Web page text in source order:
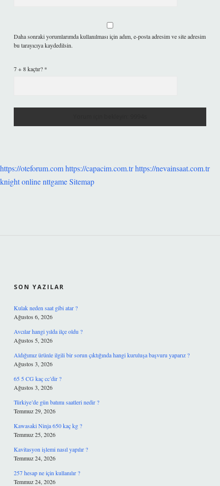
Daha sonraki yorumlarımda kullanılması için adım, e-posta adresim ve site adresim
bu tarayıcıya kaydedilsin.
7 + 8 kaçtır? *
https://oteforum.comhttps://capacim.com.trhttps://nevainsaat.com.tr
knight onlinenttgameSitemap
SON YAZILAR
Kulak neden saat gibi atar ?
Ağustos 6, 2026
Avcılar hangi yılda ilçe oldu ?
Ağustos 5, 2026
Aldığımız ürünle ilgili bir sorun çıktığında hangi kuruluşa başvuru yaparız ?
Ağustos 3, 2026
65 5 CG kaç cc’dir ?
Ağustos 3, 2026
Türkiye’de gün batımı saatleri nedir ?
Temmuz 29, 2026
Kawasaki Ninja 650 kaç kg ?
Temmuz 25, 2026
Kavitasyon işlemi nasıl yapılır ?
Temmuz 24, 2026
257 hesap ne için kullanılır ?
Temmuz 24, 2026